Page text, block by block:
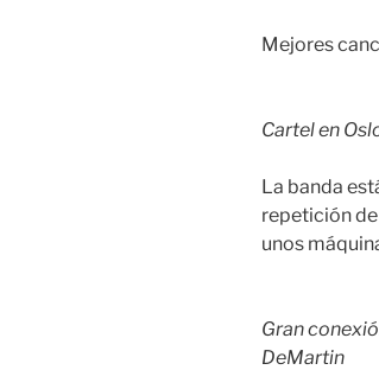
Mejores
Cartel en
La banda
repetición
unos
Gran
DeMartin